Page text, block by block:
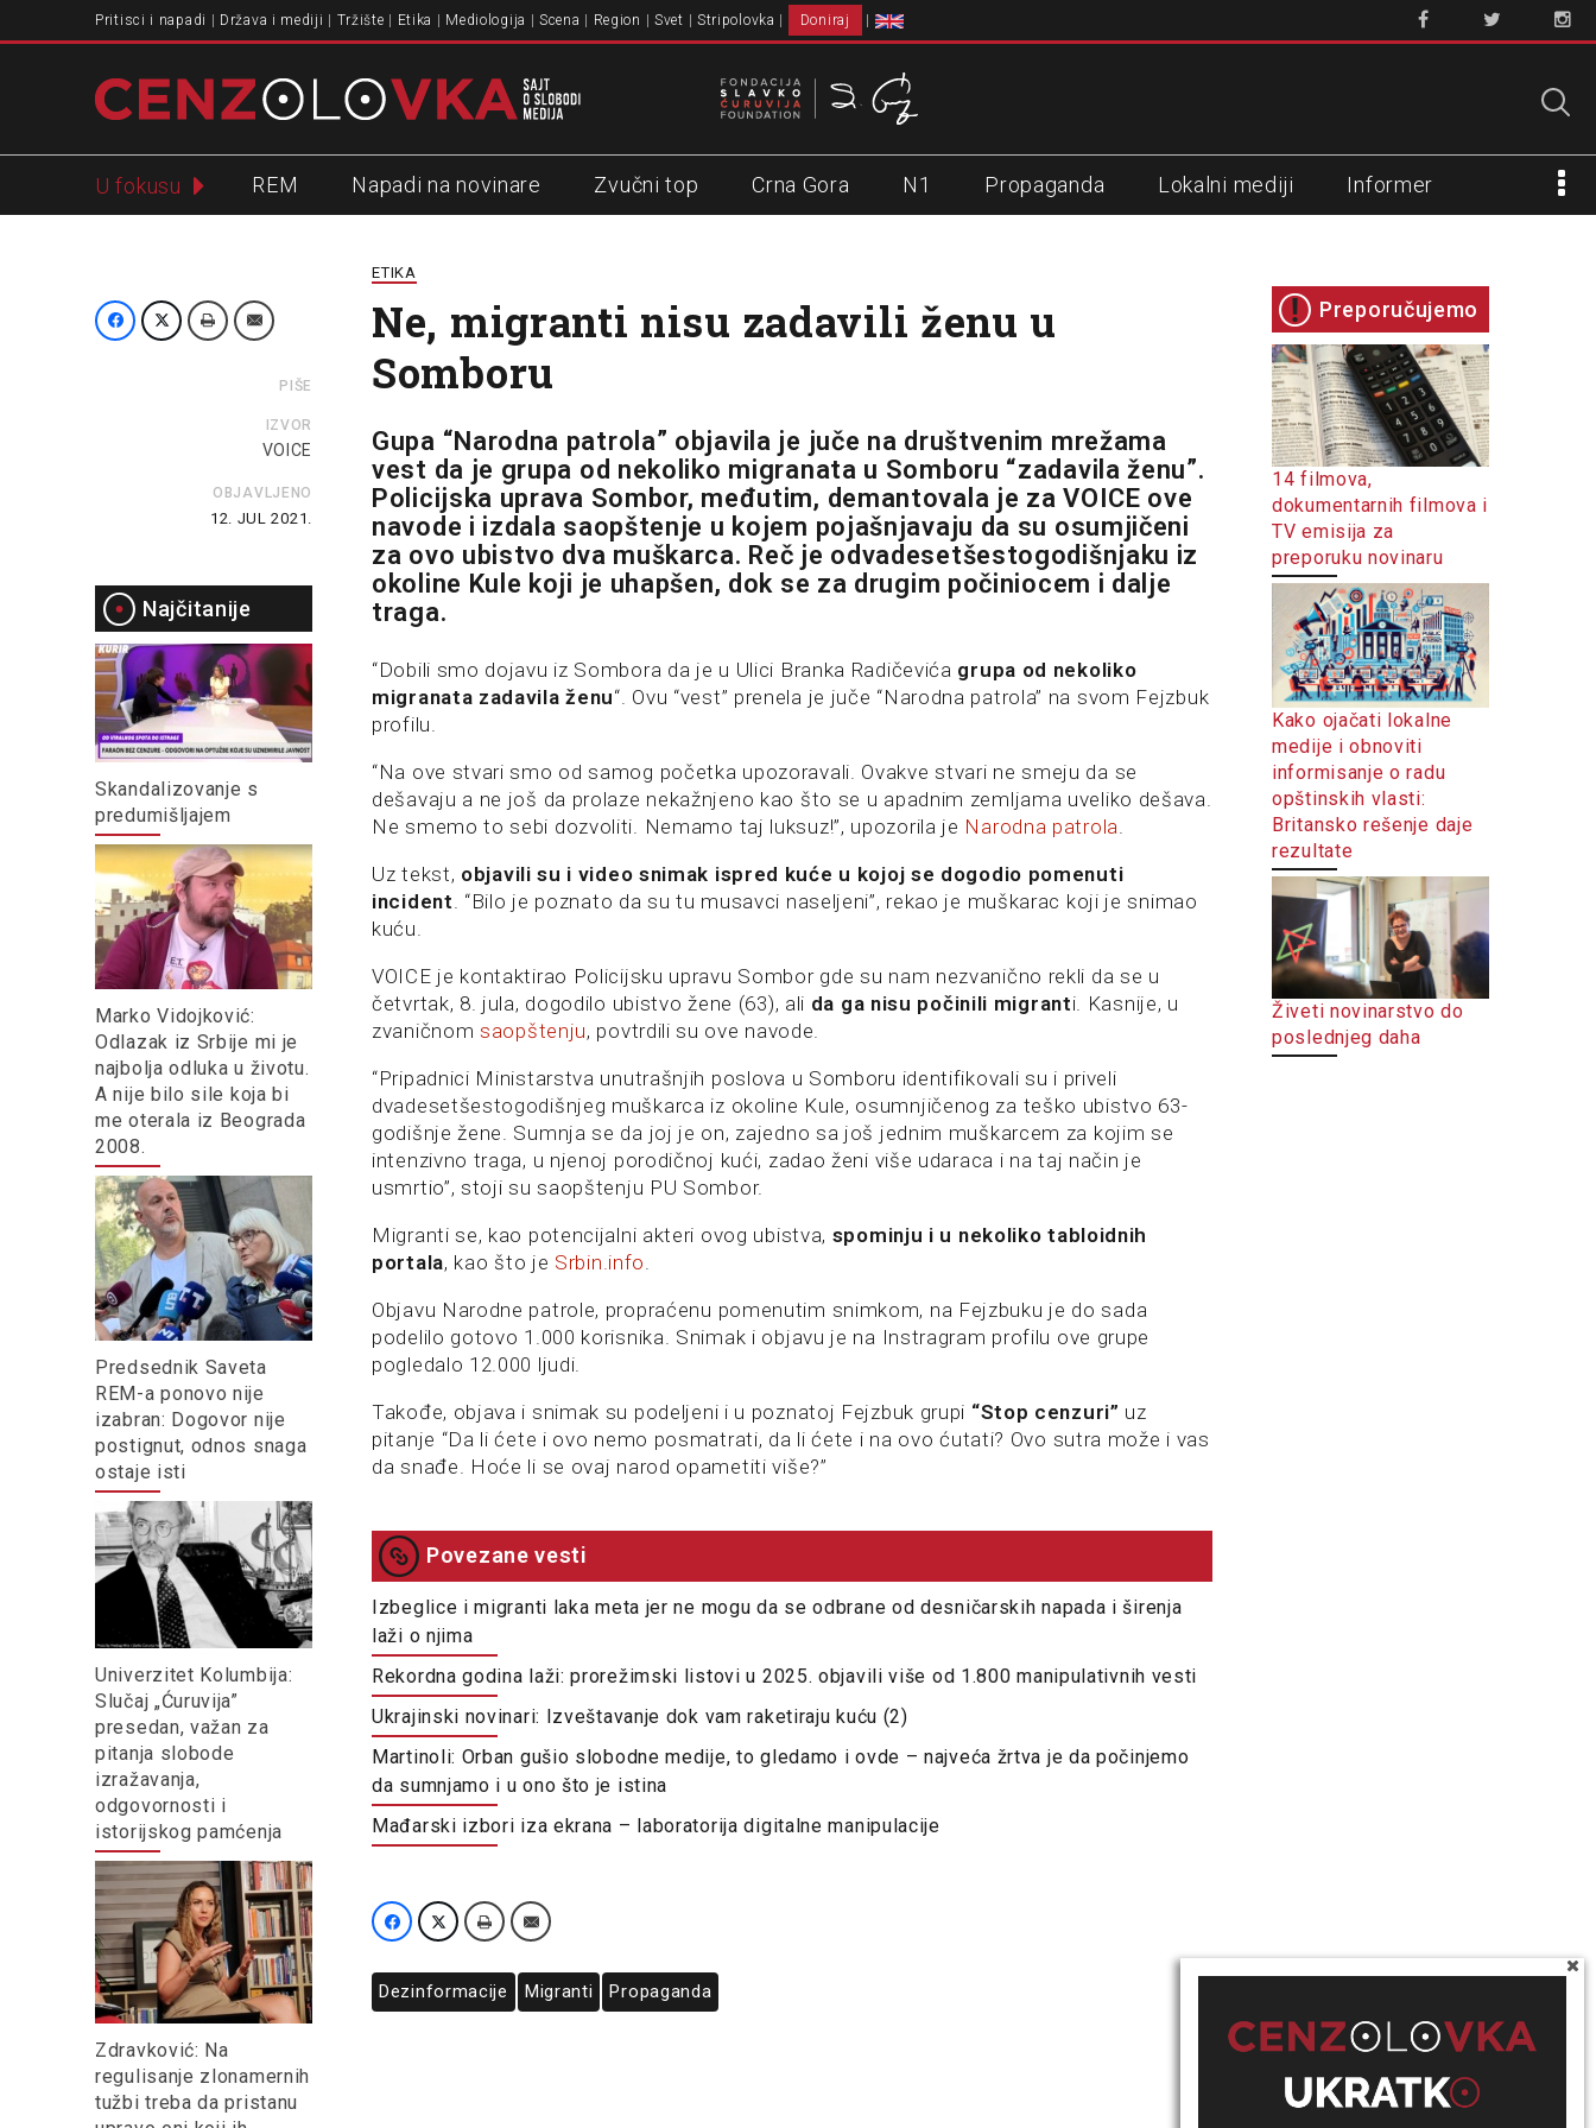
Pritisci i napadi Država i mediji Tržište Etika Mediologija Scena Region Svet Stripolovka Doniraj
U fokusu REM Napadi na novinare Zvučni top Crna Gora N1 Propaganda Lokalni mediji Informer
PIŠE
IZVOR
VOICE
OBJAVLJENO
12. JUL 2021.
Najčitanije
Skandalizovanje s
predumišljajem
Marko Vidojković:
Odlazak iz Srbije mi je
najbolja odluka u životu.
A nije bilo sile koja bi
me oterala iz Beograda
2008.
Predsednik Saveta
REM-a ponovo nije
izabran: Dogovor nije
postignut, odnos snaga
ostaje isti
Univerzitet Kolumbija:
Slučaj „Ćuruvija”
presedan, važan za
pitanja slobode
izražavanja,
odgovornosti i
istorijskog pamćenja
Zdravković: Na
regulisanje zlonamernih
tužbi treba da pristanu
ETIKA
Ne, migranti nisu zadavili ženu u
Somboru
Gupa “Narodna patrola” objavila je juče na društvenim mrežama
vest da je grupa od nekoliko migranata u Somboru “zadavila ženu”.
Policijska uprava Sombor, međutim, demantovala je za VOICE ove
navode i izdala saopštenje u kojem pojašnjavaju da su osumjičeni
za ovo ubistvo dva muškarca. Reč je odvadesetšestogodišnjaku iz
okoline Kule koji je uhapšen, dok se za drugim počiniocem i dalje
traga.
“Dobili smo dojavu iz Sombora da je u Ulici Branka Radičevića grupa od nekoliko
migranata zadavila ženu“. Ovu “vest” prenela je juče “Narodna patrola” na svom Fejzbuk
profilu.
“Na ove stvari smo od samog početka upozoravali. Ovakve stvari ne smeju da se
dešavaju a ne još da prolaze nekažnjeno kao što se u apadnim zemljama uveliko dešava.
Ne smemo to sebi dozvoliti. Nemamo taj luksuz!”, upozorila je Narodna patrola.
Uz tekst, objavili su i video snimak ispred kuće u kojoj se dogodio pomenuti
incident. “Bilo je poznato da su tu musavci naseljeni”, rekao je muškarac koji je snimao
kuću.
VOICE je kontaktirao Policijsku upravu Sombor gde su nam nezvanično rekli da se u
četvrtak, 8. jula, dogodilo ubistvo žene (63), ali da ga nisu počinili migranti. Kasnije, u
zvaničnom saopštenju, povtrdili su ove navode.
“Pripadnici Ministarstva unutrašnjih poslova u Somboru identifikovali su i priveli
dvadesetšestogodišnjeg muškarca iz okoline Kule, osumnjičenog za teško ubistvo 63-
godišnje žene. Sumnja se da joj je on, zajedno sa još jednim muškarcem za kojim se
intenzivno traga, u njenoj porodičnoj kući, zadao ženi više udaraca i na taj način je
usmrtio”, stoji su saopštenju PU Sombor.
Migranti se, kao potencijalni akteri ovog ubistva, spominju i u nekoliko tabloidnih
portala, kao što je Srbin.info.
Objavu Narodne patrole, propraćenu pomenutim snimkom, na Fejzbuku je do sada
podelilo gotovo 1.000 korisnika. Snimak i objavu je na Instragram profilu ove grupe
pogledalo 12.000 ljudi.
Takođe, objava i snimak su podeljeni i u poznatoj Fejzbuk grupi “Stop cenzuri” uz
pitanje “Da li ćete i ovo nemo posmatrati, da li ćete i na ovo ćutati? Ovo sutra može i vas
da snađe. Hoće li se ovaj narod opametiti više?”
Povezane vesti
Izbeglice i migranti laka meta jer ne mogu da se odbrane od desničarskih napada i širenja
laži o njima
Rekordna godina laži: prorežimski listovi u 2025. objavili više od 1.800 manipulativnih vesti
Ukrajinski novinari: Izveštavanje dok vam raketiraju kuću (2)
Martinoli: Orban gušio slobodne medije, to gledamo i ovde – najveća žrtva je da počinjemo
da sumnjamo i u ono što je istina
Mađarski izbori iza ekrana – laboratorija digitalne manipulacije
Dezinformacije Migranti Propaganda
Preporučujemo
14 filmova,
dokumentarnih filmova i
TV emisija za
preporuku novinaru
Kako ojačati lokalne
medije i obnoviti
informisanje o radu
opštinskih vlasti:
Britansko rešenje daje
rezultate
Živeti novinarstvo do
poslednjeg daha